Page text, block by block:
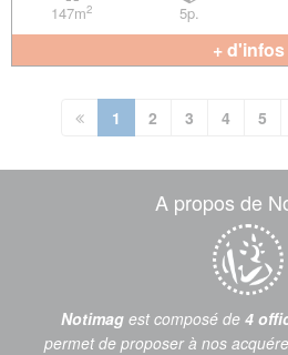
147m2 5p.
+ d'infos
1 (current)
2 3 4 5
A propos de
Notimag est composé de 4
permet de proposer à nos